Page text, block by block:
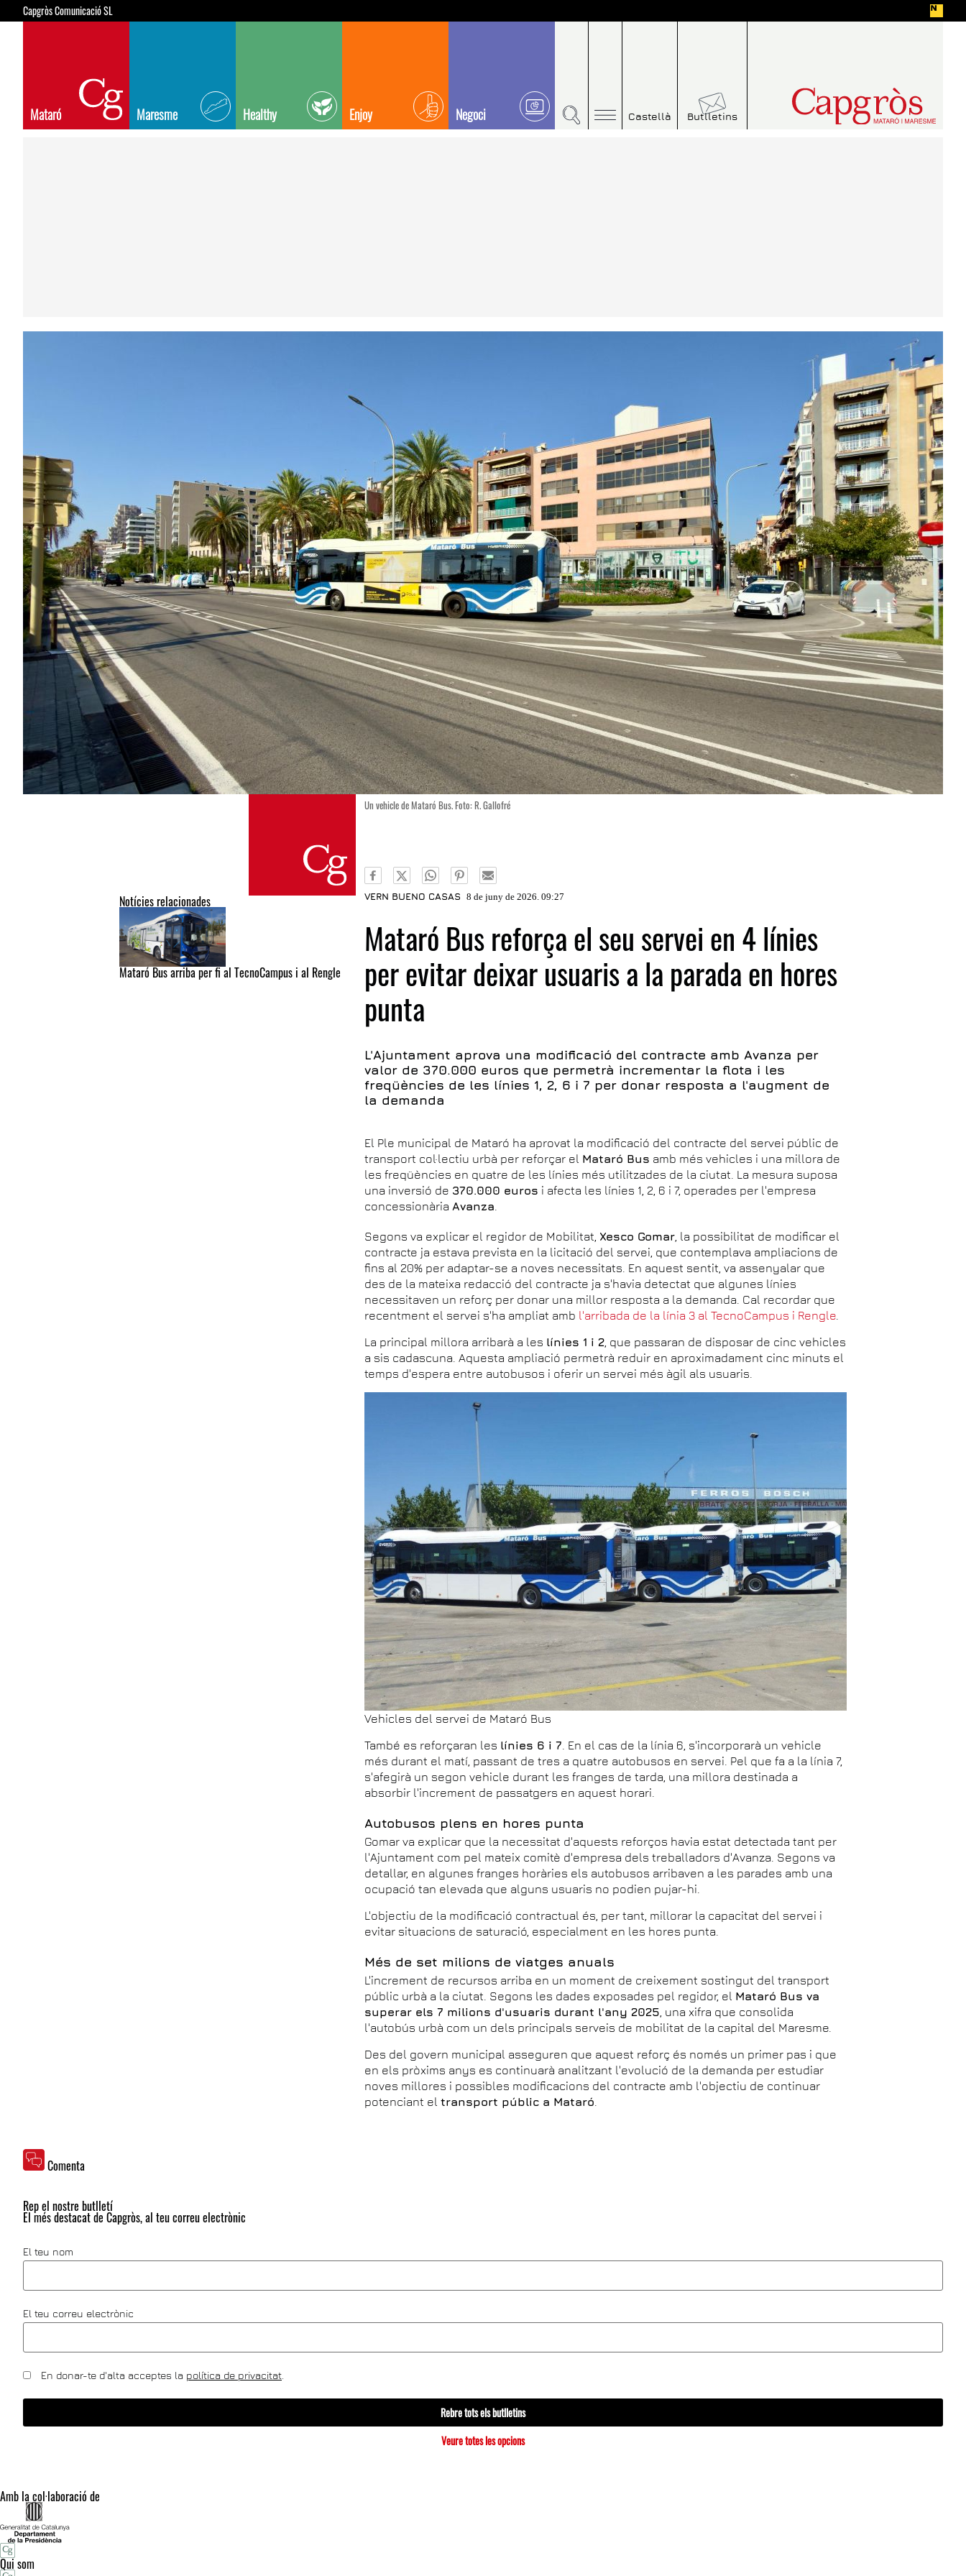
Capgròs Comunicació SL
Mataró Maresme Healthy Enjoy Negoci Castellà Butlletins
Notícies relacionades
Mataró Bus arriba per fi al TecnoCampus i al Rengle
Un vehicle de Mataró Bus. Foto: R. Gallofré
VERN BUENO CASAS 8 de juny de 2026. 09:27
Mataró Bus reforça el seu servei en 4 línies
per evitar deixar usuaris a la parada en hores
punta
L'Ajuntament aprova una modificació del contracte amb Avanza per
valor de 370.000 euros que permetrà incrementar la flota i les
freqüències de les línies 1, 2, 6 i 7 per donar resposta a l'augment de
la demanda
El Ple municipal de Mataró ha aprovat la modificació del contracte del servei públic de
transport col·lectiu urbà per reforçar el Mataró Bus amb més vehicles i una millora de
les freqüències en quatre de les línies més utilitzades de la ciutat. La mesura suposa
una inversió de 370.000 euros i afecta les línies 1, 2, 6 i 7, operades per l'empresa
concessionària Avanza
Segons va explicar el regidor de Mobilitat, Xesco Gomar , la possibilitat de modificar el
contracte ja estava prevista en la licitació del servei, que contemplava ampliacions de
fins al 20% per adaptar-se a noves necessitats. En aquest sentit, va assenyalar que
des de la mateixa redacció del contracte ja s'havia detectat que algunes línies
necessitaven un reforç per donar una millor resposta a la demanda. Cal recordar que
recentment el servei s'ha ampliat amb l'arribada de la línia 3 al TecnoCampus i Rengle
La principal millora arribarà a les línies 1 i 2 , que passaran de disposar de cinc vehicles
a sis cadascuna. Aquesta ampliació permetrà reduir en aproximadament cinc minuts el
temps d'espera entre autobusos i oferir un servei més àgil als usuaris.
Vehicles del servei de Mataró Bus
També es reforçaran les línies 6 i 7 . En el cas de la línia 6, s'incorporarà un vehicle
més durant el matí, passant de tres a quatre autobusos en servei. Pel que fa a la línia 7,
s'afegirà un segon vehicle durant les franges de tarda, una millora destinada a
absorbir l'increment de passatgers en aquest horari.
Autobusos plens en hores punta
Gomar va explicar que la necessitat d'aquests reforços havia estat detectada tant per
l'Ajuntament com pel mateix comitè d'empresa dels treballadors d'Avanza. Segons va
detallar, en algunes franges horàries els autobusos arribaven a les parades amb una
ocupació tan elevada que alguns usuaris no podien pujar-hi.
L'objectiu de la modificació contractual és, per tant, millorar la capacitat del servei i
evitar situacions de saturació, especialment en les hores punta.
Més de set milions de viatges anuals
L'increment de recursos arriba en un moment de creixement sostingut del transport
públic urbà a la ciutat. Segons les dades exposades pel regidor, el Mataró Bus va
superar els 7 milions d'usuaris durant l'any 2025 , una xifra que consolida
l'autobús urbà com un dels principals serveis de mobilitat de la capital del Maresme.
Des del govern municipal asseguren que aquest reforç és només un primer pas i que
en els pròxims anys es continuarà analitzant l'evolució de la demanda per estudiar
noves millores i possibles modificacions del contracte amb l'objectiu de continuar
potenciant eltransport públic a Mataró
Comenta
Rep el nostre butlletí
El més destacat de Capgròs, al teu correu electrònic
El teu nom
El teu correu electrònic
En donar-te d'alta acceptes la política de privacitat
Rebre tots els butlletins
Veure totes les opcions
Amb la col·laboració de
Qui som